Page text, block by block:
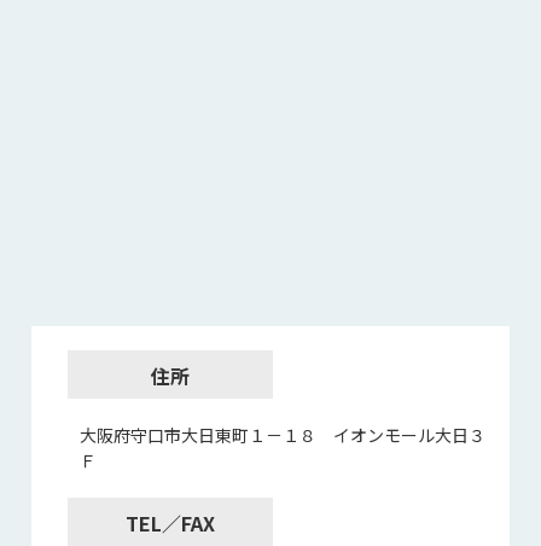
住所
大阪府守口市大日東町１－１８ イオンモール大日３
Ｆ
TEL／FAX